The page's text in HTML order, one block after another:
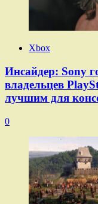
Xbox
Инсайдер: Sony
владельцев
лучшим для
0